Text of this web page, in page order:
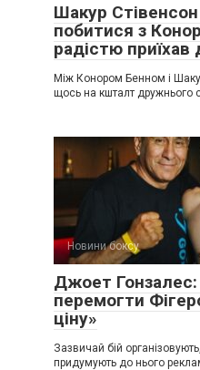
Шакур
побитися з
радістю
Між Конором Бенном і
щось на кшталт дружнього
Новини боксу
Джоет
перемогти
ціну»
Зазвичай бій
придумують до нього